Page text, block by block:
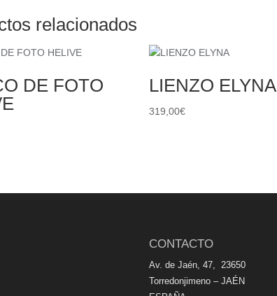
relacionados
DE FOTO
LIENZO ELYNA
319,00€
CONTACTO
Av. de Jaén, 47, 23650
Torredonjimeno – JAÉN